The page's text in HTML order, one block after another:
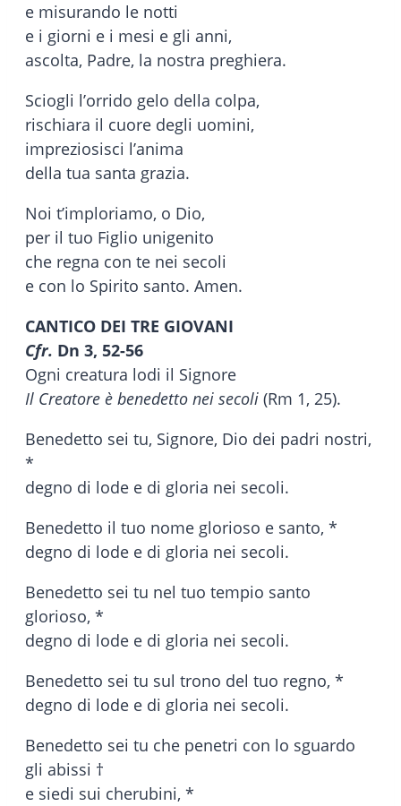
e misurando le notti
e i giorni e i mesi e gli anni,
ascolta, Padre, la nostra preghiera.
Sciogli l’orrido gelo della colpa,
rischiara il cuore degli uomini,
impreziosisci l’anima
della tua santa grazia.
Noi t’imploriamo, o Dio,
per il tuo Figlio unigenito
che regna con te nei secoli
e con lo Spirito santo. Amen.
CANTICO DEI TRE GIOVANI
Cfr. Dn 3, 52-56
Ogni creatura lodi il Signore
Il Creatore è benedetto nei secoli (Rm 1, 25).
Benedetto sei tu, Signore, Dio dei padri nostri,
*
degno di lode e di gloria nei secoli.
Benedetto il tuo nome glorioso e santo, *
degno di lode e di gloria nei secoli.
Benedetto sei tu nel tuo tempio santo
glorioso, *
degno di lode e di gloria nei secoli.
Benedetto sei tu sul trono del tuo regno, *
degno di lode e di gloria nei secoli.
Benedetto sei tu che penetri con lo sguardo
gli abissi †
e siedi sui cherubini, *